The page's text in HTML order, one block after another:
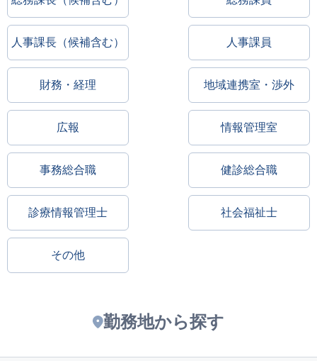
人事課長（候補含む） 人事課員
財務・経理 地域連携室・渉外
広報 情報管理室
事務総合職 健診総合職
診療情報管理士 社会福祉士
その他
勤務地から探す